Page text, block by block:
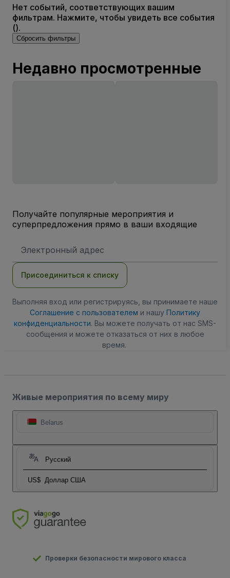
Нет событий, соответствующих вашим
фильтрам. Нажмите, чтобы увидеть все события
().
Сбросить фильтры
Недавно просмотренные
Получайте популярные мероприятия и
суперпредложения прямо в ваши входящие
электронной
Присоединиться к списку
Выполняя вход или регистрируясь, вы принимаете наше
Соглашение с пользователем и нашу Политику
конфиденциальности. Вы можете получать от нас SMS-
сообщения и можете отказаться от них в любое
время.
Живые мероприятия по всему миру
Belarus
Русский
US$ Доллар США
Проверки безопасности мирового класса